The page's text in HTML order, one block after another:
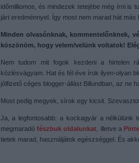
időmilliomos, és mindezek tetejébe még írni is
járt eredménnyel. Így most nem marad hát más
Minden olvasónknak, kommentelőnknek,
köszönöm, hogy velem/velünk voltatok!
Nem tudom mit fogok kezdeni a hirtelen
közlésvágyam. Hat és fél éve írok ilyen-olyan
jólfizető céges blogger-állást Billundban, az ne
Most pedig megyek, sírok egy kicsit.
Ja, a legfontosabb: a kockagyár a nélkülünk
megmaradó fészbuk oldalunkat , illetve a
tietek marad, használjátok egészséggel. És